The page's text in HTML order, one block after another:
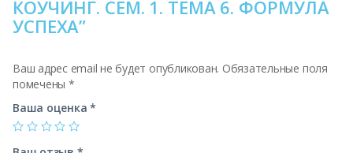
КОУЧИНГ. СЕМ. 1. ТЕМА 6. ФОРМУЛА
УСПЕХА”
Ваш адрес email не будет опубликован. Обязательные поля
помечены *
Ваша оценка*